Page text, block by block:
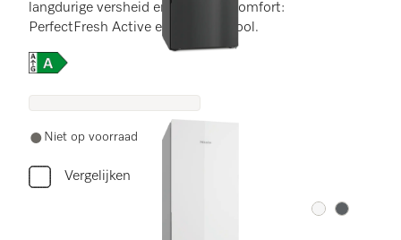
langdurige versheid en optimaal comfort:
PerfectFresh Active en Freeze&Cool.
Online Label Flag, Energielabel
Niet op voorraad
Vergelijken
Kleur:Kleur: